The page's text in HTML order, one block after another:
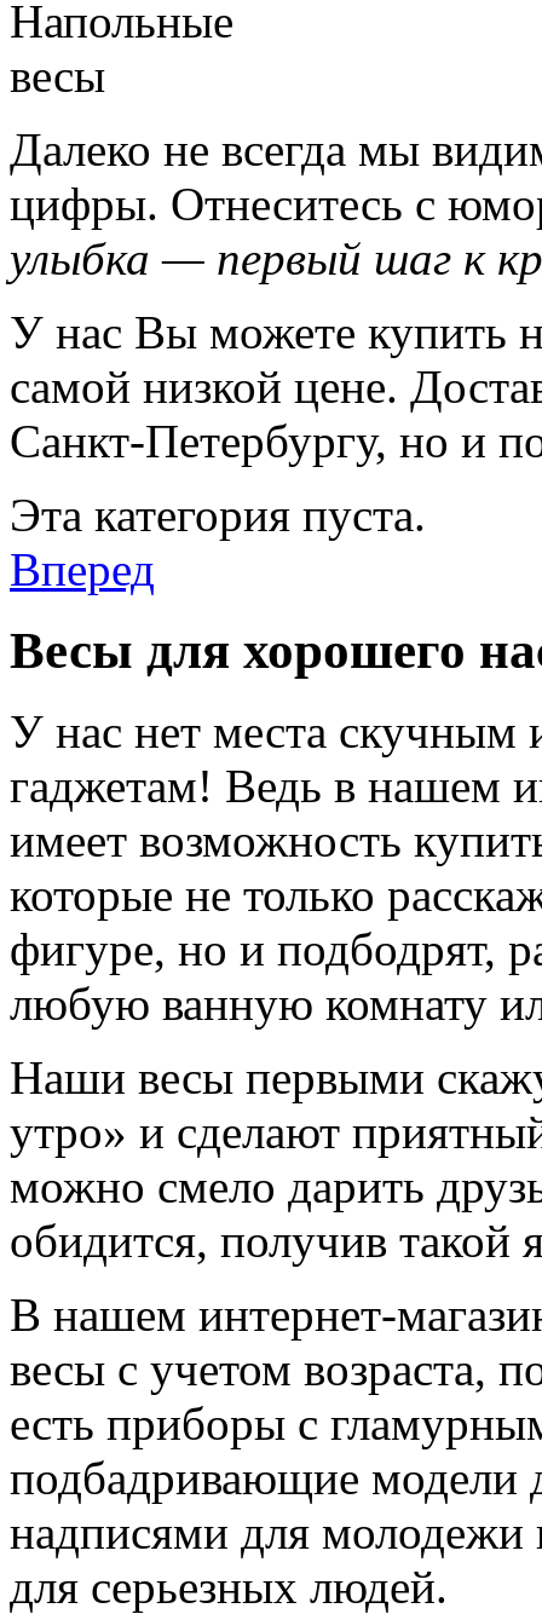
Далеко не всегда мы
цифры. Отнеситесь с
улыбка — первый шаг к
У нас Вы можете купить
самой низкой цене.
Санкт-Петербургу, но и
Эта категория пуста.
Вперед
Весы для хорошего
У нас нет места скучным
гаджетам! Ведь в нашем
имеет возможность
которые не только
фигуре, но и подбодрят,
любую ванную комнату
Наши весы первыми
утро» и сделают
можно смело дарить
обидится, получив такой
В нашем интернет-
весы с учетом возраста,
есть приборы с
подбадривающие модели
надписями для
для серьезных людей.